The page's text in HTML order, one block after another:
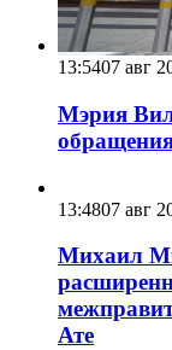
13:5407 авг
Мэрия
13:4807 авг
Михаил
Ате